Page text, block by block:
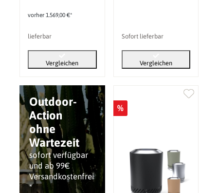
Outdoor-
Action
ohne
Wartezeit
sofort verfügbar
und ab 99€
Versandkostenfrei
*
vorher 1.569,00 €*
lieferbar
Vergleichen
Sofort lieferbar
Vergleichen
%